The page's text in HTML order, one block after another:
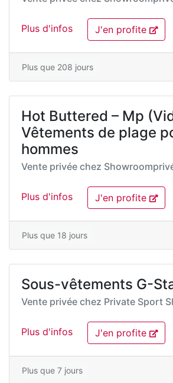
Plus d'infos J'en profite
Plus que 208 jours
Hot Buttered – Mp
Vêtements de plage
hommes
Vente privée chez
Plus d'infos J'en profite
Plus que 18 jours
Sous-vêtements G-
Vente privée chez Private Sport
Plus d'infos J'en profite
Plus que 7 jours